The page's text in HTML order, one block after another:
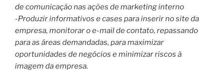
de comunicação nas ações de marketing interno
-Produzir informativos e cases para inserir no site da
empresa, monitorar o e-mail de contato, repassando
para as áreas demandadas, para maximizar
oportunidades de negócios e minimizar riscos à
imagem da empresa.